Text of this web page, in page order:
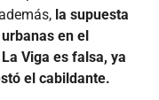
la supuesta
en el
Viga es falsa, ya
el cabildante.